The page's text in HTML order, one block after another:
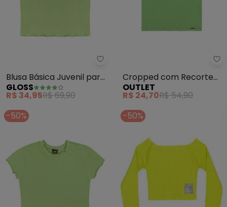
Gloss - Blusa Básica Juvenil
Blusa Básica Juvenil para
Menina (Verde)
GLOSS
R$ 34,95R$ 69,90
Cropped com Recorte
Feminino (Verde)
OUTLET
R$ 24,70R$ 54,90
-50%
-50%